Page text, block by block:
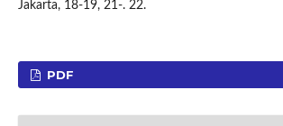
Jakarta, 18-19, 21-. 22.
PDF